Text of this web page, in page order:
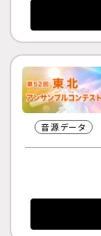
音源データ